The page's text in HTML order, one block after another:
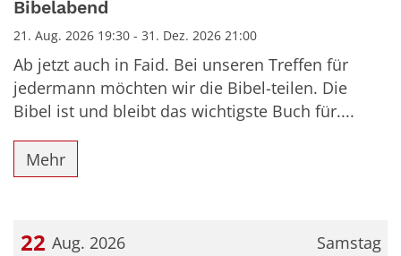
Bibelabend
21. Aug. 2026 19:30 - 31. Dez. 2026 21:00
Ab jetzt auch in Faid. Bei unseren Treffen für
jedermann möchten wir die Bibel-teilen. Die
Bibel ist und bleibt das wichtigste Buch für....
Mehr
Samstag
22 Aug. 2026